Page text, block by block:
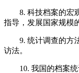
8. 科技档案的宏观
指导，发展国家规模
9. 统计调查的方法
访法。
10. 我国的档案统